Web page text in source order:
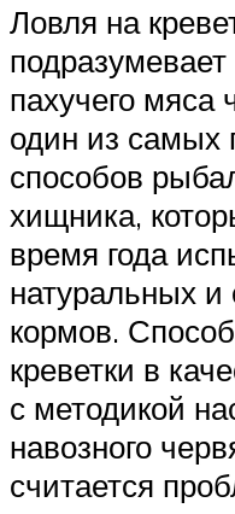
Ловля на
пахучего мяса
один из самых
способов
хищника,
время года
натуральных и
кормов.
креветки в
с методикой
навозного
считается